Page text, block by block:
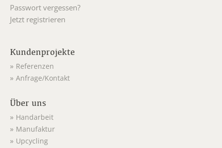
Passwort vergessen?
Jetzt registrieren
Kundenprojekte
Referenzen
Anfrage/Kontakt
Über uns
Handarbeit
Manufaktur
Upcycling